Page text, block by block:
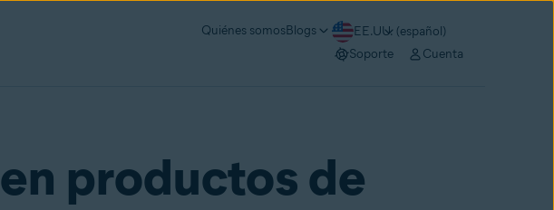
Quiénes somosBlogs
EE.UU. (español)
Soporte Cuenta
en productos de